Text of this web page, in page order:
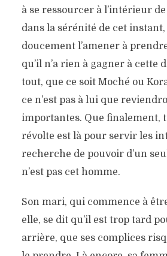
à se ressourcer à l’intérieur
dans la sérénité de cet instant,
doucement l’amener à
qu’il n’a rien à gagner à cette
tout, que ce soit Moché ou
ce n’est pas à lui que
importantes. Que finalement,
révolte est là pour servir les
recherche de pouvoir d’un
n’est pas cet homme.
Son mari, qui commence à
elle, se dit qu’il est trop tard
arrière, que ses complices